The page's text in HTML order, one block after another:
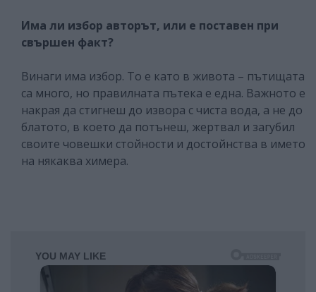
Има ли избор авторът, или е поставен при
свършен факт?
Винаги има избор. То е като в живота – пътищата
са много, но правилната пътека е една. Важното е
накрая да стигнеш до извора с чиста вода, а не до
блатото, в което да потънеш, жертвал и загубил
своите човешки стойности и достойнства в името
на някаква химера.